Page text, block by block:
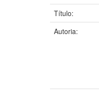
Título:
Autoria: